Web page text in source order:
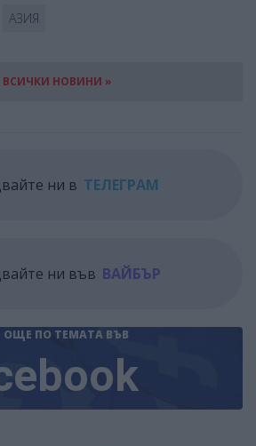
АЗИЯ
ВСИЧКИ НОВИНИ »
ни в ТЕЛЕГРАМ
ни във ВАЙБЪР
ОЩЕ ПО ТЕМАТА ВЪВ